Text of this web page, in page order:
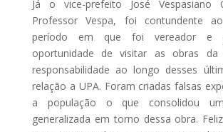
Já o vice-prefeito José Vespasiano
Professor Vespa, foi contundente
período em que foi vereador e
oportunidade de visitar as obras da
responsabilidade ao longo desses
relação a UPA. Foram criadas falsas
a população o que consolidou
generalizada em torno dessa obra.